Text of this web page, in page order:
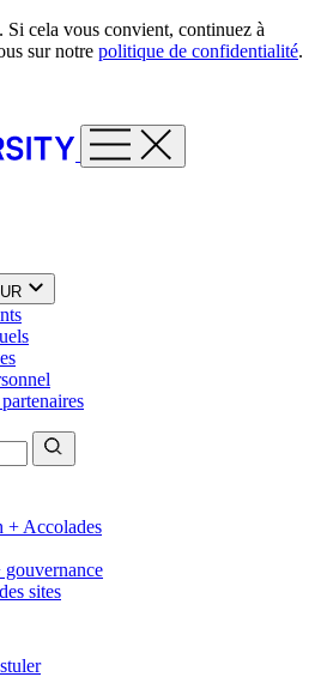
Si cela vous convient, continuez à
sur notre politique de confidentialité.
+ Accolades
sites